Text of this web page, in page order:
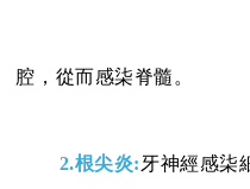
腔，從而感柒脊髓。
2.根尖炎: 牙神經感柒